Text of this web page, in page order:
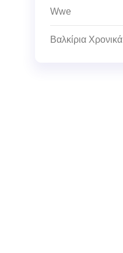
Wwe
Βαλκίρια Χρονικά